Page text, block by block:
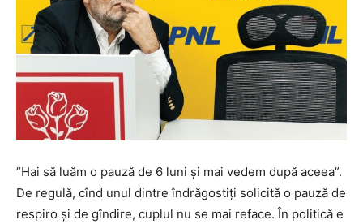
”Hai să luăm o pauză de 6 luni și mai vedem după aceea”.
De regulă, cînd unul dintre îndrăgostiți solicită o pauză de
respiro și de gîndire, cuplul nu se mai reface. În politică e